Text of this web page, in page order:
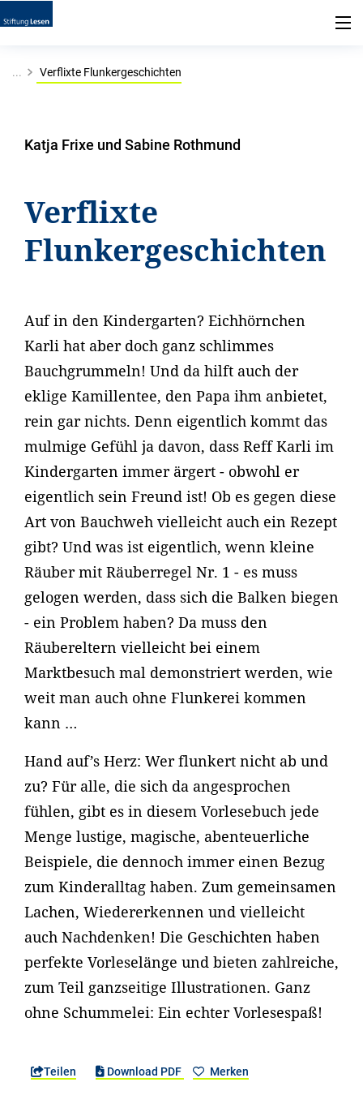
... Verflixte Flunkergeschichten
Katja Frixe und Sabine Rothmund
Verflixte
Flunkergeschichten
Auf in den Kindergarten? Eichhörnchen
Karli hat aber doch ganz schlimmes
Bauchgrummeln! Und da hilft auch der
eklige Kamillentee, den Papa ihm anbietet,
rein gar nichts. Denn eigentlich kommt das
mulmige Gefühl ja davon, dass Reff Karli im
Kindergarten immer ärgert - obwohl er
eigentlich sein Freund ist! Ob es gegen diese
Art von Bauchweh vielleicht auch ein Rezept
gibt? Und was ist eigentlich, wenn kleine
Räuber mit Räuberregel Nr. 1 - es muss
gelogen werden, dass sich die Balken biegen
- ein Problem haben? Da muss den
Räubereltern vielleicht bei einem
Marktbesuch mal demonstriert werden, wie
weit man auch ohne Flunkerei kommen
kann …
Hand auf’s Herz: Wer flunkert nicht ab und
zu? Für alle, die sich da angesprochen
fühlen, gibt es in diesem Vorlesebuch jede
Menge lustige, magische, abenteuerliche
Beispiele, die dennoch immer einen Bezug
zum Kinderalltag haben. Zum gemeinsamen
Lachen, Wiedererkennen und vielleicht
auch Nachdenken! Die Geschichten haben
perfekte Vorleselänge und bieten zahlreiche,
zum Teil ganzseitige Illustrationen. Ganz
ohne Schummelei: Ein echter Vorlesespaß!
Teilen Download PDF Merken